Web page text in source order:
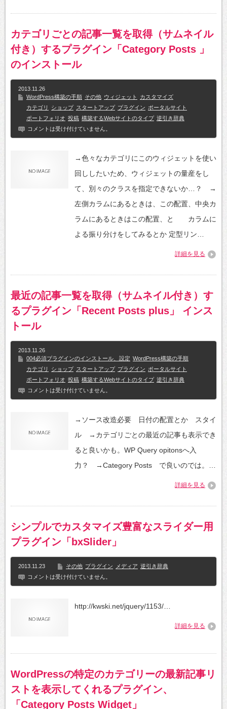
カテゴリごとの記事一覧を取得（サムネイル
付き）するプラグイン「Category Posts 」
のインストール
2013.11.26
WordPress構築の手順 その他 ウィジェット
カスタマイズ
カテゴリ
ショップ スタートアップ プラグイン ポータルサイト
ポートフォリオ 投稿 構築するWebサイトのタイプ 逆引き辞典
コメントは受け付けていません。
→色々なカテゴリにこのウィジェットを使い
回ししたいため、ウィジェットの量産をし
て、別々のクラスを指定できないか…？ →
左側カラムにあるときは、この配置、中央カ
ラムにあるときはこの配置、と カラムに
よる振り分けをしてみるとか 定型リン…
詳細を見る
最近の記事一覧を取得（サムネイル付き）す
るプラグイン「Recent Posts plus」 インス
トール
2013.11.26
004必須プラグインのインストール、設定 WordPress構築の手順
カテゴリ
ショップ スタートアップ プラグイン ポータルサイト
ポートフォリオ 投稿 構築するWebサイトのタイプ 逆引き辞典
コメントは受け付けていません。
→ソース改造必要 日付の配置とか スタイ
ル →カテゴリごとの最近の記事も表示でき
ると良いかも。WP Query opitonsへ入
力？ →Category Posts で良いのでは。…
詳細を見る
シンプルでカスタマイズ豊富なスライダー用
プラグイン「bxSlider」
2013.11.23 その他 プラグイン メディア 逆引き辞典
コメントは受け付けていません。
http://kwski.net/jquery/1153/…
詳細を見る
WordPressの特定のカテゴリーの最新記事リ
ストを表示してくれるプラグイン、
「Category Posts Widget」